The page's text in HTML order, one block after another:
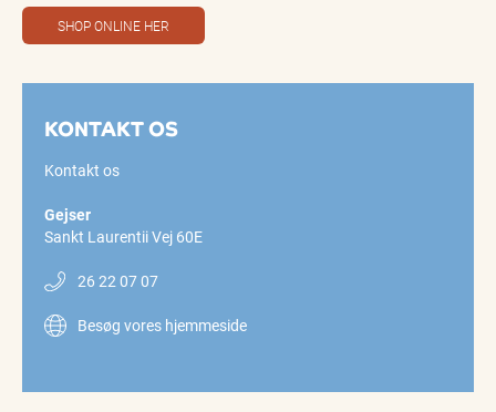
SHOP ONLINE HER
KONTAKT OS
Kontakt os
Gejser
Sankt Laurentii Vej 60E
26 22 07 07
Besøg vores hjemmeside